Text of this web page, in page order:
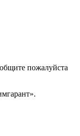
пожалуйста